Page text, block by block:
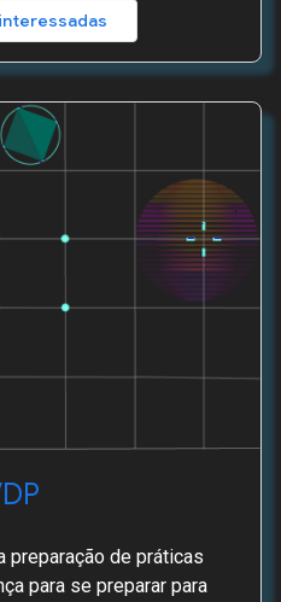
preparação de práticas
para se preparar para